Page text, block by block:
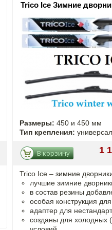
Trico Ice Зимние
Размеры: 450 и 450 мм
Тип крепления:
1
В корзину
Trico Ice – зимние
лучшие зимние
в состав резины
особая конструкция
адаптер для
созданы для холодных